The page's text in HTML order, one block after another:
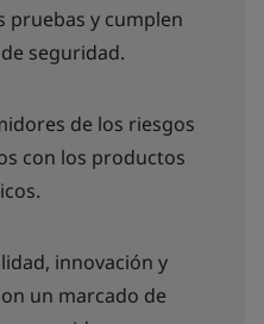
pruebas y cumplen
seguridad.
de los riesgos
con los productos
innovación y
un marcado de